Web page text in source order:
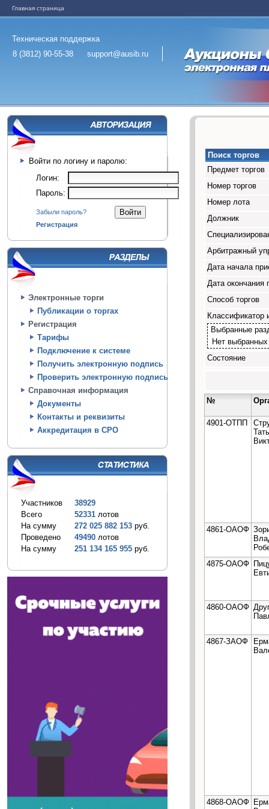
Главная страница
Техническая поддержка
8 (3812) 90-55-38
support@ausib.ru
Войти по логину и паролю:
Логин:
Пароль:
Забыли пароль?
Регистрация
Электронные торги
Публикации о торгах
Регистрация
Тарифы
Подключение к системе
Получить электронную подпись
Проверить электронную подпись
Справочная информация
Документы
Контакты и реквизиты
Аккредитация в СРО
Участников
38929
Всего
52331 лотов
На сумму
272 025 882 153 руб.
Проведено
49490 лотов
На сумму
251 134 165 955 руб.
Поиск торгов
Предмет торгов
Номер торгов
Номер лота
Должник
Арбитражный
Дата начала
Дата окончания
Способ торгов
Классификатор
Выбранные
Нет
Состояние
№
4901-ОТПП
4861-ОАОФ
4875-ОАОФ
4860-ОАОФ
4867-ЗАОФ
4868-ОАОФ